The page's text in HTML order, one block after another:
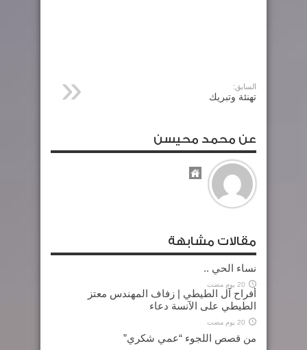
السابق:
تهنئة وتبريك
عن محمد محيسن
مقالات مشابهة
نساء الحي ..
20 يوم مضت
أفراح آل الطيطي | زفاف المهندس معتز
الطيطي على الآنسة دعاء
20 يوم مضت
من قصص اللجوء “عمي شكري”